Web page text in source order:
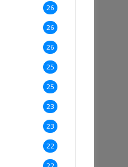
26
26
26
25
25
23
23
22